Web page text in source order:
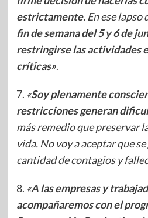
estrictamente. En ese
fin de semana del 5 y 6 de
restringirse las actividades
críticas».
7. «Soy plenamente
restricciones generan
más remedio que preservar
vida. No voy a aceptar que
cantidad de contagios y
8. «A las empresas y
acompañaremos con el